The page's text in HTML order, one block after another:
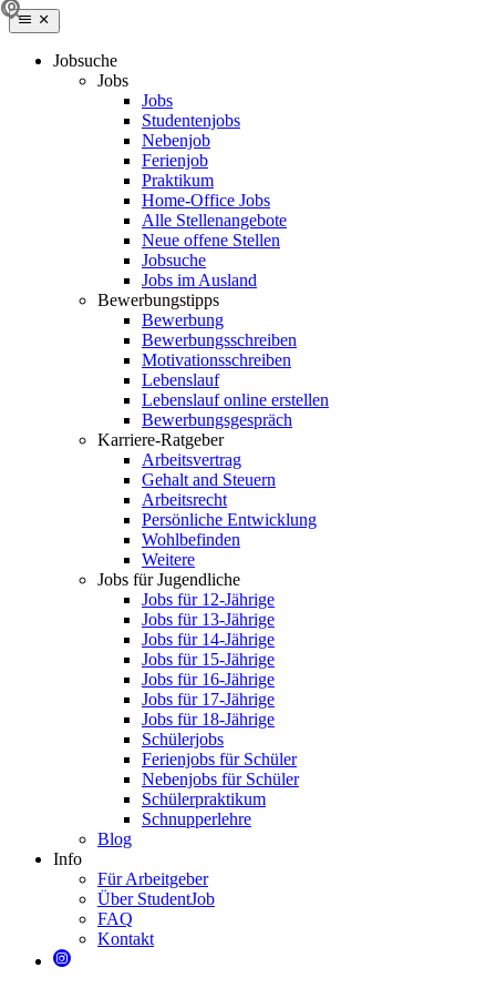
Jobsuche
Jobs
Jobs
Studentenjobs
Nebenjob
Ferienjob
Praktikum
Home-Office Jobs
Alle Stellenangebote
Neue offene Stellen
Jobsuche
Jobs im Ausland
Bewerbungstipps
Bewerbung
Bewerbungsschreiben
Motivationsschreiben
Lebenslauf
Lebenslauf online erstellen
Bewerbungsgespräch
Karriere-Ratgeber
Arbeitsvertrag
Gehalt and Steuern
Arbeitsrecht
Persönliche Entwicklung
Wohlbefinden
Weitere
Jobs für Jugendliche
Jobs für 12-Jährige
Jobs für 13-Jährige
Jobs für 14-Jährige
Jobs für 15-Jährige
Jobs für 16-Jährige
Jobs für 17-Jährige
Jobs für 18-Jährige
Schülerjobs
Ferienjobs für Schüler
Nebenjobs für Schüler
Schülerpraktikum
Schnupperlehre
Blog
Info
Für Arbeitgeber
Über StudentJob
FAQ
Kontakt